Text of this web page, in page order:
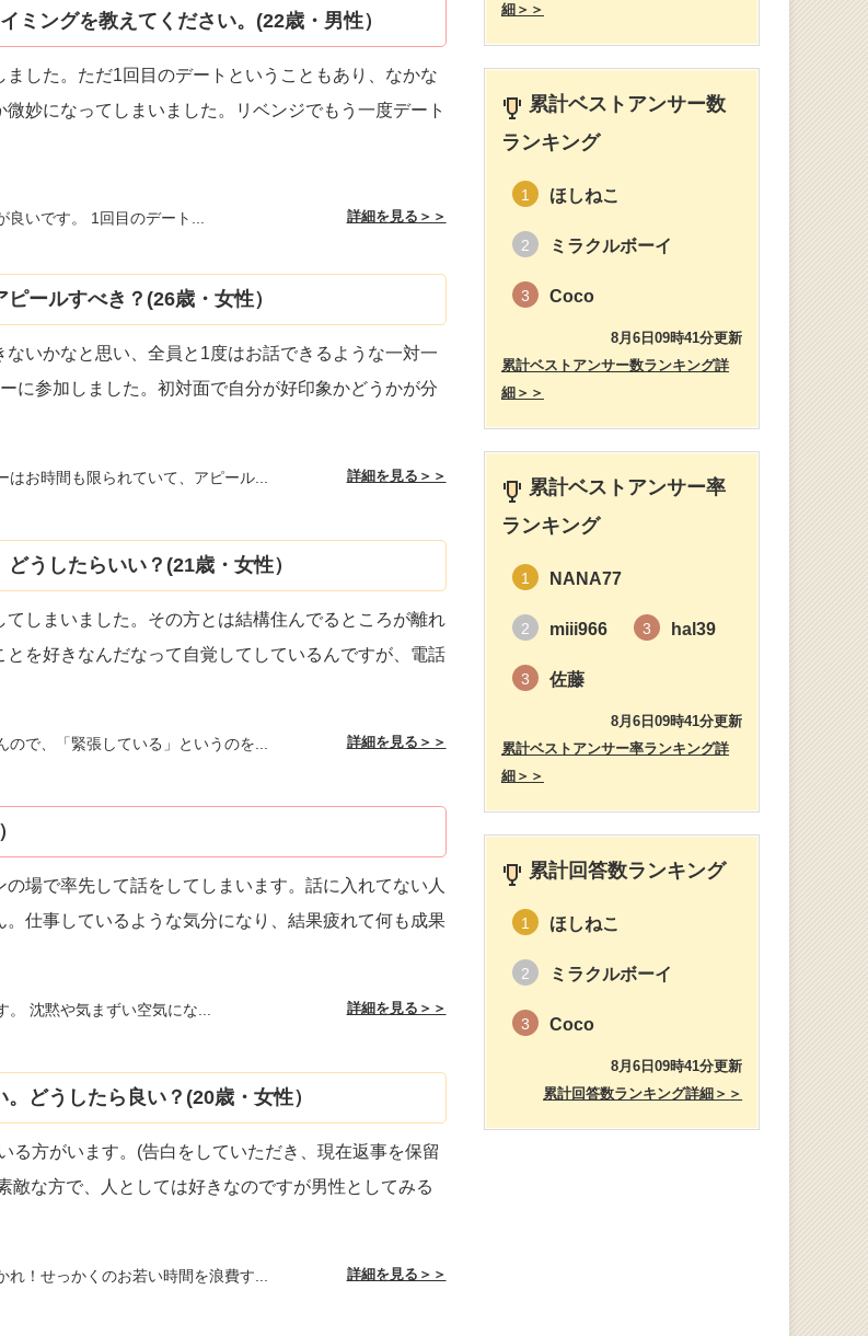
ミングを教えてください。(22歳・男性）
した。ただ1回目のデートということもあり、なかな
妙になってしまいました。リベンジでもう一度デート
いです。 1回目のデート... 詳細を見る＞＞
ールすべき？(26歳・女性）
いかなと思い、全員と1度はお話できるような一対一
に参加しました。初対面で自分が好印象かどうかが分
お時間も限られていて、アピール... 詳細を見る＞＞
うしたらいい？(21歳・女性）
しまいました。その方とは結構住んでるところが離れ
を好きなんだなって自覚してしているんですが、電話
で、「緊張している」というのを... 詳細を見る＞＞
場で率先して話をしてしまいます。話に入れてない人
。仕事しているような気分になり、結果疲れて何も成果
沈黙や気まずい空気にな... 詳細を見る＞＞
どうしたら良い？(20歳・女性）
る方がいます。(告白をしていただき、現在返事を保留
敵な方で、人としては好きなのですが男性としてみる
！せっかくのお若い時間を浪費す... 詳細を見る＞＞
細＞＞
累計ベストアンサー数
ランキング
1 ほしねこ
2 ミラクルボーイ
3 Coco
8月6日09時41分更新
累計ベストアンサー数ランキング詳
細＞＞
累計ベストアンサー率
ランキング
1 NANA77
2 miii966 3 hal39
3 佐藤
8月6日09時41分更新
累計ベストアンサー率ランキング詳
細＞＞
累計回答数ランキング
1 ほしねこ
2 ミラクルボーイ
3 Coco
8月6日09時41分更新
累計回答数ランキング詳細＞＞